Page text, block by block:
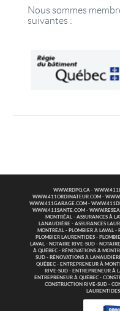
Nous sommes
suivantes :
WWW.RDPQ.CA -
WWW.411ORDINATEUR.COM -
WWW.411GARAGE.COM -
WWW.411SANTE.COM -
MONTRÉAL
- ASSURANCES À
LANAUDIÈRE - ASSURANCES
MONTRÉAL
- PLOMBIER À LAVAL -
PLOMBIER LAURENTIDES -
LAVAL
- NOTAIRE RIVE-SUD-
À QUÉBEC- RÉNOVATIONS À
SUD - RÉNOVATIONS À
QUÉBEC - ENTREPRENEUR À
RIVE-SUD - ENTREPRENEUR À
ENTREPRENEUR À QUÉBEC -
CONSTRUCTION RIVE-SUD -
LAURENTIDES